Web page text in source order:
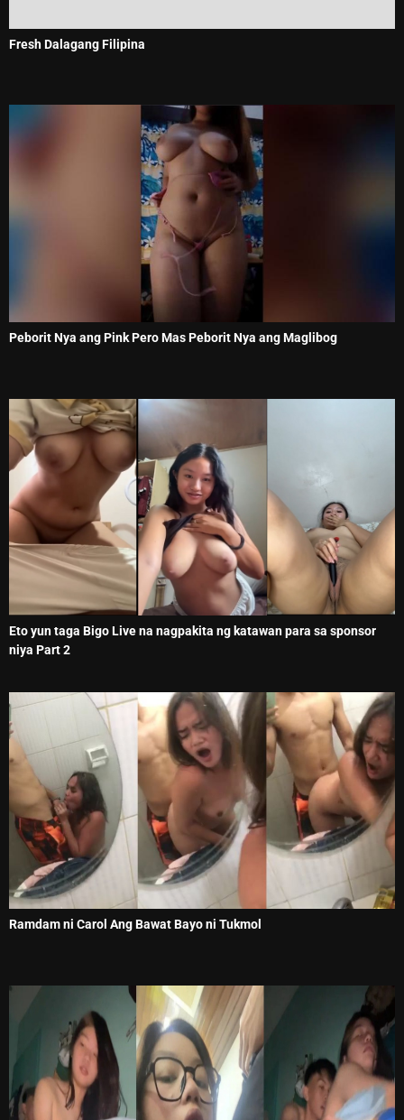
Fresh Dalagang Filipina
Peborit Nya ang Pink Pero Mas Peborit Nya ang Maglibog
Eto yun taga Bigo Live na nagpakita ng katawan para sa sponsor
niya Part 2
Ramdam ni Carol Ang Bawat Bayo ni Tukmol